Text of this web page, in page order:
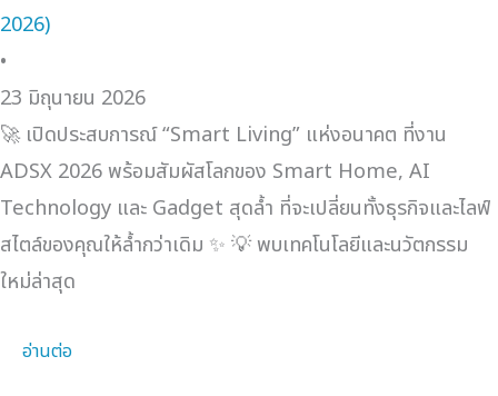
2026)
•
23 มิถุนายน 2026
🚀 เปิดประสบการณ์ “Smart Living” แห่งอนาคต ที่งาน
ADSX 2026 พร้อมสัมผัสโลกของ Smart Home, AI
Technology และ Gadget สุดล้ำ ที่จะเปลี่ยนทั้งธุรกิจและไลฟ์
สไตล์ของคุณให้ล้ำกว่าเดิม ✨ 💡 พบเทคโนโลยีและนวัตกรรม
ใหม่ล่าสุด
อ่านต่อ